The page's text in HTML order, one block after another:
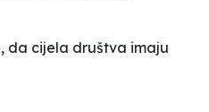
da cijela društva imaju